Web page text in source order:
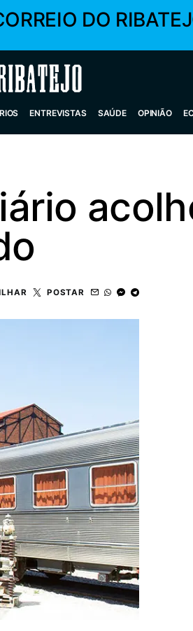
DO
ENTREVISTAS SAÚDE OPINIÃO
POSTAR